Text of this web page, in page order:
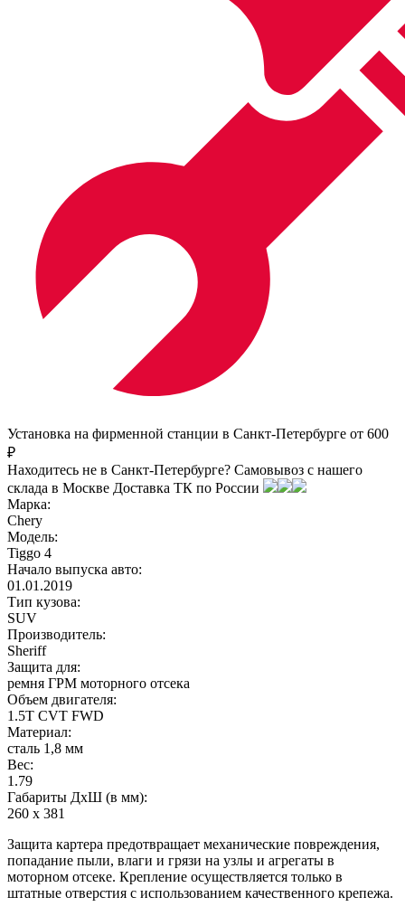
Установка на фирменной станции в Санкт-Петербурге от 600
₽
Находитесь не в Санкт-Петербурге? Самовывоз с нашего
склада в Москве Доставка ТК по России
Марка:
Chery
Модель:
Tiggo 4
Начало выпуска авто:
01.01.2019
Тип кузова:
SUV
Производитель:
Sheriff
Защита для:
ремня ГРМ моторного отсека
Объем двигателя:
1.5T CVT FWD
Материал:
сталь 1,8 мм
Вес:
1.79
Габариты ДхШ (в мм):
260 х 381
Защита картера предотвращает механические повреждения,
попадание пыли, влаги и грязи на узлы и агрегаты в
моторном отсеке. Крепление осуществляется только в
штатные отверстия с использованием качественного крепежа.